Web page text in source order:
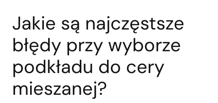
Jakie są najczęstsze
błędy przy wyborze
podkładu do cery
mieszanej?